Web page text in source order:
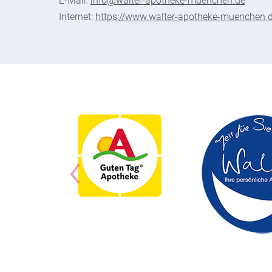
Internet: https://www.walter-apotheke-